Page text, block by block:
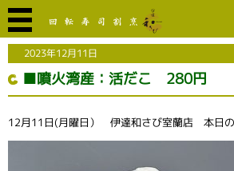
2023年12月11日
■噴火湾産：活だこ 280円
12月11日(月曜日） 伊達和さび室蘭店 本日